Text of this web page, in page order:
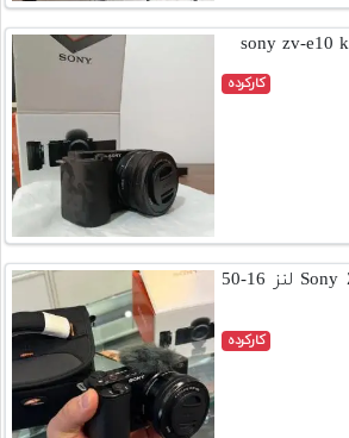
کارکرده
دوربین سونی Sony ZV-E10 لنز 16-50
کارکرده